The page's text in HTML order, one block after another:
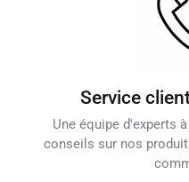
Service
Une équipe d'experts
conseils sur nos